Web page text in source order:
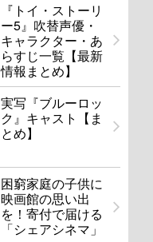
『トイ・ストーリ
ー5』吹替声優・
キャラクター・あ
らすじ一覧【最新
情報まとめ】
実写『ブルーロッ
ク』キャスト【ま
とめ】
困窮家庭の子供に
映画館の思い出
を！寄付で届ける
「シェアシネマ」